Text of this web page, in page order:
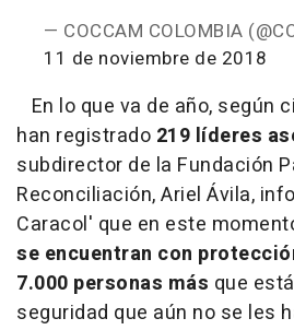
— COCCAM COLOMBIA
11 de noviembre de 2018
En lo que va de año, según
han registrado 219 líderes
subdirector de la Fundación
Reconciliación, Ariel Ávila,
Caracol' que en este
se encuentran con
7.000 personas más que
seguridad que aún no se les